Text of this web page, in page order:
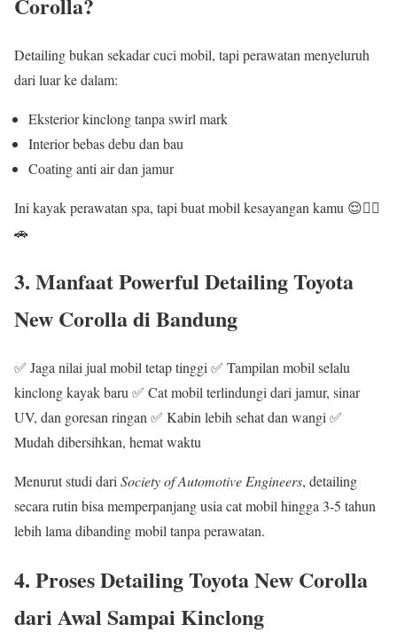
Detailing bukan sekadar cuci mobil, tapi perawatan menyeluruh
dari luar ke dalam:
Eksterior kinclong tanpa swirl mark
Interior bebas debu dan bau
Coating anti air dan jamur
Ini kayak perawatan spa, tapi buat mobil kesayangan kamu 😌💆‍♂️
🚗
3. Manfaat Powerful Detailing Toyota
New Corolla di Bandung
✅ Jaga nilai jual mobil tetap tinggi ✅ Tampilan mobil selalu
kinclong kayak baru ✅ Cat mobil terlindungi dari jamur, sinar
UV, dan goresan ringan ✅ Kabin lebih sehat dan wangi ✅
Mudah dibersihkan, hemat waktu
Menurut studi dari Society of Automotive Engineers, detailing
secara rutin bisa memperpanjang usia cat mobil hingga 3-5 tahun
lebih lama dibanding mobil tanpa perawatan.
4. Proses Detailing Toyota New Corolla
dari Awal Sampai Kinclong